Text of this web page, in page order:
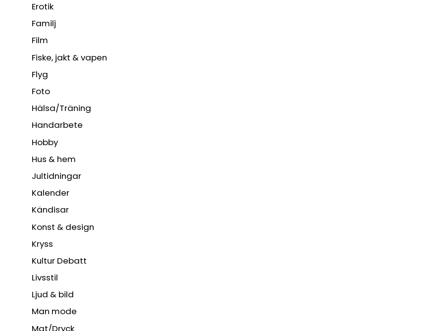
Erotik
Familj
Film
Fiske, jakt & vapen
Flyg
Foto
Hälsa/Träning
Handarbete
Hobby
Hus & hem
Jultidningar
Kalender
Kändisar
Konst & design
Kryss
Kultur Debatt
Livsstil
Ljud & bild
Man mode
Mat/Dryck